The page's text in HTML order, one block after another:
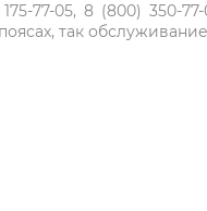
77-05, 8 (800)
так